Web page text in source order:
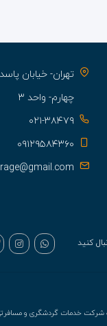
تهران- خیابان
چهارم- واحد ۳
۰۲۱-۳۸۴۷۹
۰۹۱۲۹۵۸۴۳۶۰
کنید
شرکت خدمات گردشگری و مسافرتی